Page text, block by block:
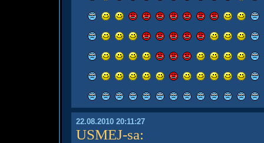
22.08.2010 20:11:27
USMEJ-sa: